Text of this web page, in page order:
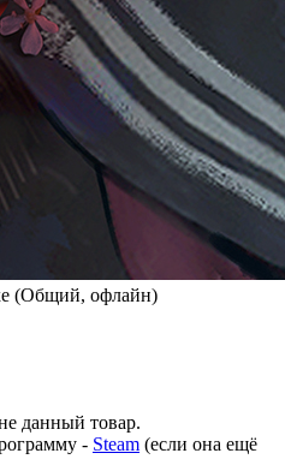
(Общий, офлайн)
данный товар.
- Steam (если она ещё